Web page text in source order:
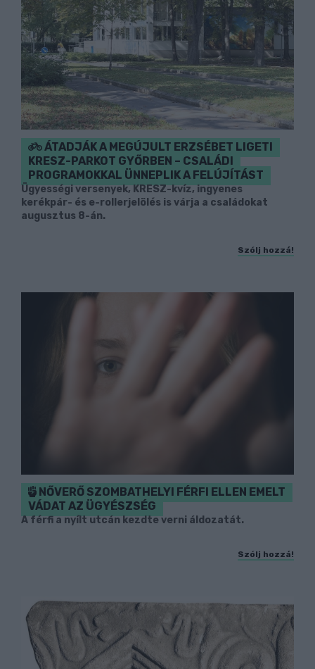
ÁTADJÁK A MEGÚJULT ERZSÉBET LIGETI
KRESZ-PARKOT GYŐRBEN – CSALÁDI
PROGRAMOKKAL ÜNNEPLIK A FELÚJÍTÁST
Ügyességi versenyek, KRESZ-kvíz, ingyenes
kerékpár- és e-rollerjelölés is várja a családokat
augusztus 8-án.
Szólj hozzá!
NŐVERŐ SZOMBATHELYI FÉRFI ELLEN EMELT
VÁDAT AZ ÜGYÉSZSÉG
A férfi a nyílt utcán kezdte verni áldozatát.
Szólj hozzá!